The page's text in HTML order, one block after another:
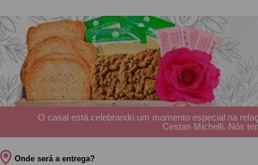
O casal está celebrando um momento especial na
Cestas Michelli. Nós
Onde será a entrega?